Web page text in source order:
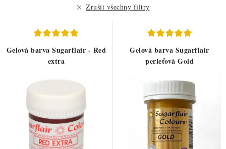
ZNAČKY
Nepřevzetí zásilky na dobírku
Moje objednávka
Podmínky ochrany osobních údajů
u
d
Zrušit všechny filtry
Gelová barva Sugarflair - Red
extra
Gelová barva Sugarflair
perleťová Gold